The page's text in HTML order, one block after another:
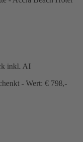
inkl. AI
- Wert: € 798,-